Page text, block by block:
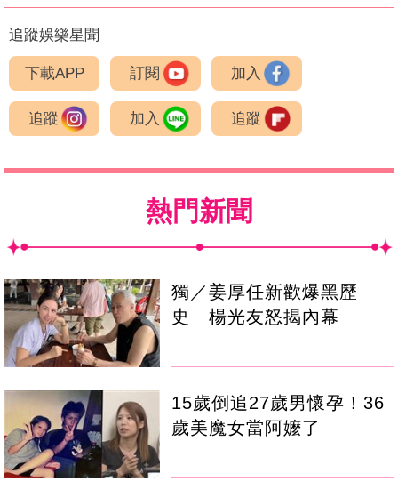
追蹤娛樂星聞
下載APP 訂閱 加入
追蹤 加入 追蹤
熱門新聞
獨／姜厚任新歡爆黑歷
史 楊光友怒揭內幕
15歲倒追27歲男懷孕！36
歲美魔女當阿嬤了